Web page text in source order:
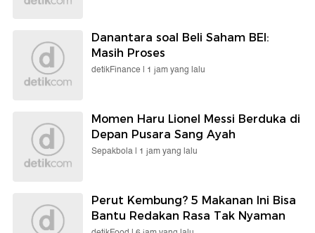
Danantara soal Beli Saham BEI:
Masih Proses
detikFinance | 1 jam yang lalu
Momen Haru Lionel Messi Berduka di
Depan Pusara Sang Ayah
Sepakbola | 1 jam yang lalu
Perut Kembung? 5 Makanan Ini Bisa
Bantu Redakan Rasa Tak Nyaman